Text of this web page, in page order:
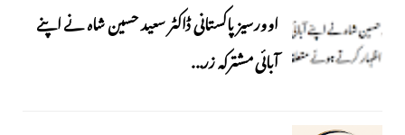
اوورسیز پاکستانی ڈاکٹر سعید حسین شاہ نے اپنے
آبائی مشترکہ زر...